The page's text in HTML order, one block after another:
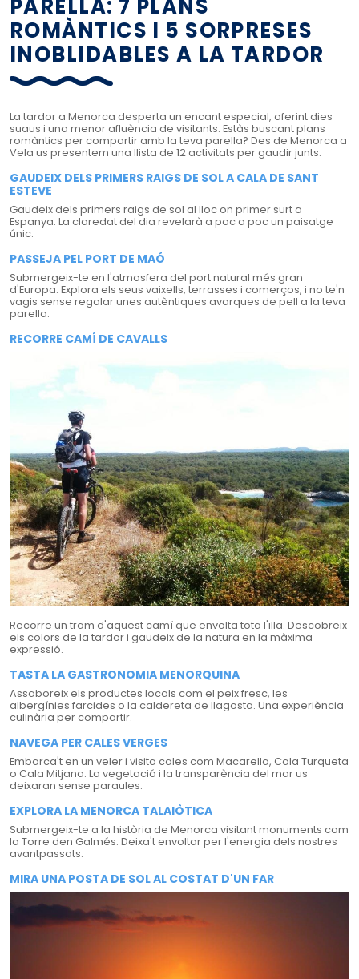
PARELLA: 7 PLANS
ROMÀNTICS I 5 SORPRESES
INOBLIDABLES A LA TARDOR
La tardor a Menorca desperta un encant especial, oferint dies
suaus i una menor afluència de visitants. Estàs buscant plans
romàntics per compartir amb la teva parella? Des de Menorca a
Vela us presentem una llista de 12 activitats per gaudir junts:
GAUDEIX DELS PRIMERS RAIGS DE SOL A CALA DE SANT
ESTEVE
Gaudeix dels primers raigs de sol al lloc on primer surt a
Espanya. La claredat del dia revelarà a poc a poc un paisatge
únic.
PASSEJA PEL PORT DE MAÓ
Submergeix-te en l'atmosfera del port natural més gran
d'Europa. Explora els seus vaixells, terrasses i comerços, i no te'n
vagis sense regalar unes autèntiques avarques de pell a la teva
parella.
RECORRE CAMÍ DE CAVALLS
Recorre un tram d'aquest camí que envolta tota l'illa. Descobreix
els colors de la tardor i gaudeix de la natura en la màxima
expressió.
TASTA LA GASTRONOMIA MENORQUINA
Assaboreix els productes locals com el peix fresc, les
albergínies farcides o la caldereta de llagosta. Una experiència
culinària per compartir.
NAVEGA PER CALES VERGES
Embarca't en un veler i visita cales com Macarella, Cala Turqueta
o Cala Mitjana. La vegetació i la transparència del mar us
deixaran sense paraules.
EXPLORA LA MENORCA TALAIÒTICA
Submergeix-te a la història de Menorca visitant monuments com
la Torre den Galmés. Deixa't envoltar per l'energia dels nostres
avantpassats.
MIRA UNA POSTA DE SOL AL COSTAT D'UN FAR